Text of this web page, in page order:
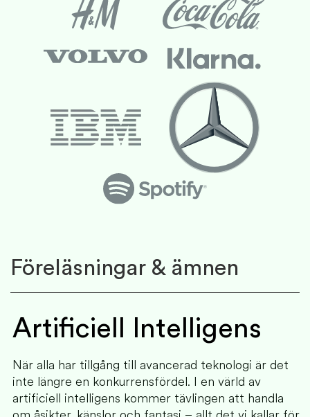
Föreläsningar & ämnen
Artificiell Intelligens
När alla har tillgång till avancerad teknologi är det
inte längre en konkurrensfördel. I en värld av
artificiell intelligens kommer tävlingen att handla